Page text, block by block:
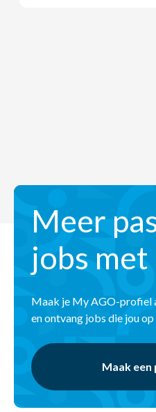
Meer
jobs
Maak je My AGO-profiel
en ontvang jobs die jou
Maak een